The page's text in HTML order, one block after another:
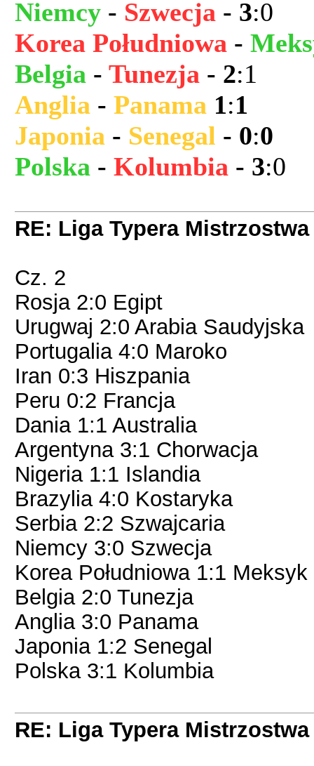
Niemcy - Szwecja - 3:0
Korea Południowa -
Belgia - Tunezja - 2:1
Anglia - Panama 1:1
Japonia - Senegal - 0:0
Polska - Kolumbia - 3:0
RE: Liga Typera Mistrzostwa
Cz. 2
Rosja 2:0 Egipt
Urugwaj 2:0 Arabia Saudyjska
Portugalia 4:0 Maroko
Iran 0:3 Hiszpania
Peru 0:2 Francja
Dania 1:1 Australia
Argentyna 3:1 Chorwacja
Nigeria 1:1 Islandia
Brazylia 4:0 Kostaryka
Serbia 2:2 Szwajcaria
Niemcy 3:0 Szwecja
Korea Południowa 1:1 Meksyk
Belgia 2:0 Tunezja
Anglia 3:0 Panama
Japonia 1:2 Senegal
Polska 3:1 Kolumbia
RE: Liga Typera Mistrzostwa